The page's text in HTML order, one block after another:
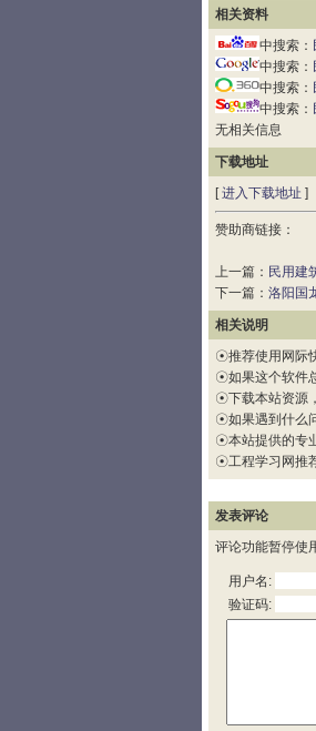
相关资料
中搜索：
中搜索：
中搜索：
中搜索：
无相关信息
下载地址
[进入下载地址 ]
赞助商链接：
上一篇： 民用建
下一篇： 洛阳国
相关说明
☉推荐使用网际
☉如果这个软件
☉下载本站资源
☉如果遇到什么
☉本站提供的专
☉工程学习网推
发表评论
评论功能暂停使
用户名:
验证码: